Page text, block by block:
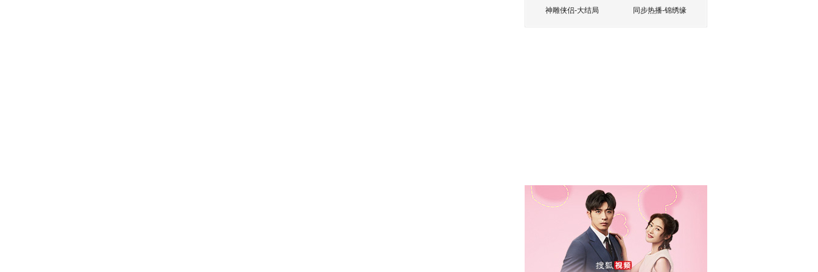
神雕侠侣-大结局 同步热播-锦绣缘